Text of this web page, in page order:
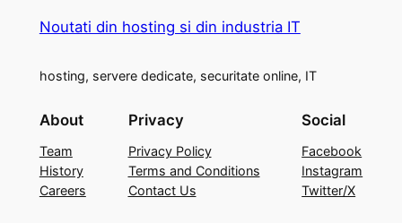
Noutati din hosting si din industria IT
hosting, servere dedicate, securitate online, IT
About
Team
History
Careers
Privacy
Privacy Policy
Terms and Conditions
Contact Us
Social
Facebook
Instagram
Twitter/X